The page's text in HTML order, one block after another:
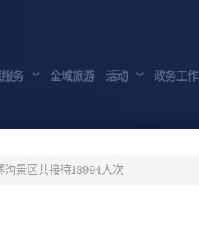
务 全域旅游 活动 政务工作
沟景区共接待13994人次